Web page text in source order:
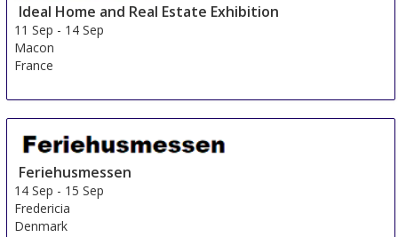
Ideal Home and Real Estate Exhibition
11 Sep - 14 Sep
Macon
France
Feriehusmessen
14 Sep - 15 Sep
Fredericia
Denmark